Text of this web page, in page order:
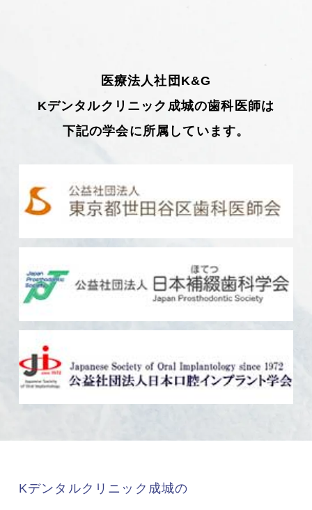
医療法人社団K&G
Kデンタルクリニック成城の歯科医師は
下記の学会に所属しています。
Kデンタルクリニック成城の